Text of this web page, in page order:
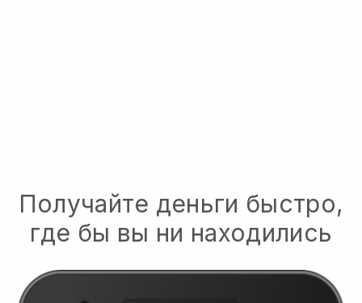
Получайте деньги быстро,
где бы вы ни находились